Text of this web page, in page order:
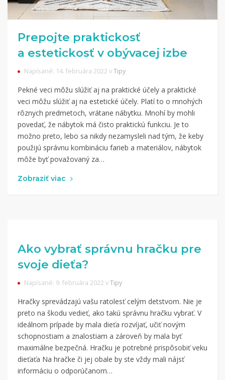
Prepojte praktickosť
a estetickosť v obývacej izbe
Napísané: 14. februára 2022 vTipy
Pekné veci môžu slúžiť aj na praktické účely a praktické
veci môžu slúžiť aj na estetické účely. Platí to o mnohých
rôznych predmetoch, vrátane nábytku. Mnohí by mohli
povedať, že nábytok má čisto praktickú funkciu. Je to
možno preto, lebo sa nikdy nezamysleli nad tým, že keby
použijú správnu kombináciu farieb a materiálov, nábytok
môže byť považovaný za…
Zobraziť viac
Ako vybrať správnu hračku pre
svoje dieťa?
Napísané: 9. februára 2022 vTipy
Hračky sprevádzajú vašu ratolesť celým detstvom. Nie je
preto na škodu vedieť, ako takú správnu hračku vybrať. V
ideálnom prípade by mala dieťa rozvíjať, učiť novým
schopnostiam a znalostiam a zároveň by mala byť
maximálne bezpečná. Hračku je potrebné prispôsobiť veku
dieťaťa Na hračke či jej obale by ste vždy mali nájsť
informáciu o odporúčanom…